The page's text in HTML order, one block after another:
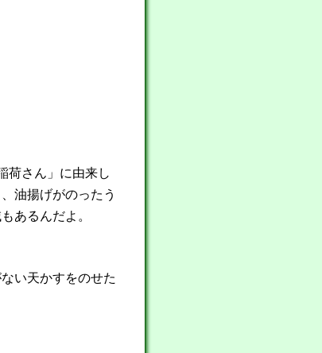
荷さん」に由来し
油揚げがのったう
あるんだよ。
い天かすをのせた